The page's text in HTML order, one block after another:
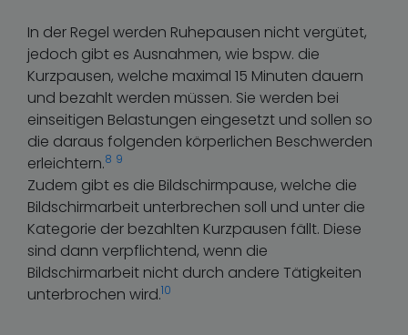
In der Regel werden Ruhepausen nicht vergütet,
jedoch gibt es Ausnahmen, wie bspw. die
Kurzpausen, welche maximal 15 Minuten dauern
und bezahlt werden müssen. Sie werden bei
einseitigen Belastungen eingesetzt und sollen so
die daraus folgenden körperlichen Beschwerden
erleichtern.8 9
Zudem gibt es die Bildschirmpause, welche die
Bildschirmarbeit unterbrechen soll und unter die
Kategorie der bezahlten Kurzpausen fällt. Diese
sind dann verpflichtend, wenn die
Bildschirmarbeit nicht durch andere Tätigkeiten
unterbrochen wird.10